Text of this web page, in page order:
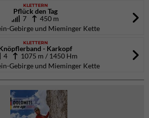
KLETTERN
Pflück den Tag
7 450 m
Gebirge und Mieminger Kette
KLETTERN
- Karkopf
4
1075 m / 1450 Hm
Gebirge und Mieminger Kette